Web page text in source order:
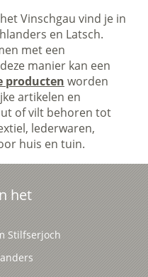
Vinschgau vind je in
en Latsch.
met een
manier kan een
producten worden
artikelen en
of vilt behoren tot
lederwaren,
huis en tuin.
het
Stilfserjoch